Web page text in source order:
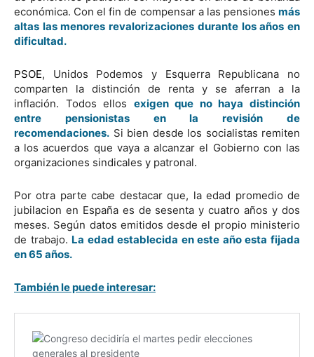
económica. Con el fin de compensar a las pensiones más
altas las menores revalorizaciones durante los años en
dificultad.
PSOE, Unidos Podemos y Esquerra Republicana no
comparten la distinción de renta y se aferran a la
inflación. Todos ellos exigen que no haya distinción
entre pensionistas en la revisión de
recomendaciones. Si bien desde los socialistas remiten
a los acuerdos que vaya a alcanzar el Gobierno con las
organizaciones sindicales y patronal.
Por otra parte cabe destacar que, la edad promedio de
jubilacion en España es de sesenta y cuatro años y dos
meses. Según datos emitidos desde el propio ministerio
de trabajo. La edad establecida en este año esta fijada
en 65 años.
También le puede interesar: